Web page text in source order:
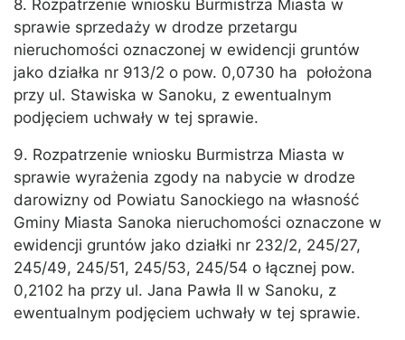
8. Rozpatrzenie wniosku Burmistrza Miasta w
sprawie sprzedaży w drodze przetargu
nieruchomości oznaczonej w ewidencji gruntów
jako działka nr 913/2 o pow. 0,0730 ha położona
przy ul. Stawiska w Sanoku, z ewentualnym
podjęciem uchwały w tej sprawie.
9. Rozpatrzenie wniosku Burmistrza Miasta w
sprawie wyrażenia zgody na nabycie w drodze
darowizny od Powiatu Sanockiego na własność
Gminy Miasta Sanoka nieruchomości oznaczone w
ewidencji gruntów jako działki nr 232/2, 245/27,
245/49, 245/51, 245/53, 245/54 o łącznej pow.
0,2102 ha przy ul. Jana Pawła II w Sanoku, z
ewentualnym podjęciem uchwały w tej sprawie.